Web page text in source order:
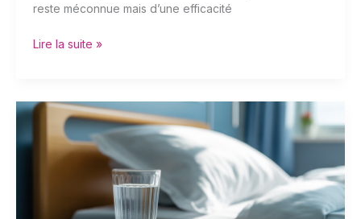
reste méconnue mais d’une efficacité
Lire la suite »
Combien
temps